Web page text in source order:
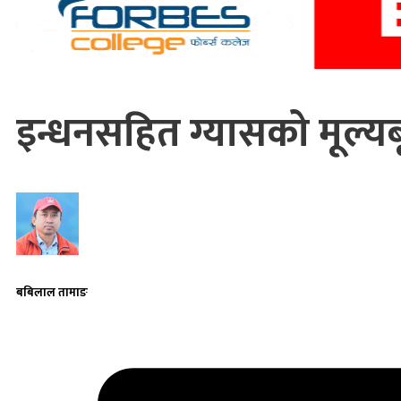
इन्धनसहित ग्यासको
बबिलाल तामाङ